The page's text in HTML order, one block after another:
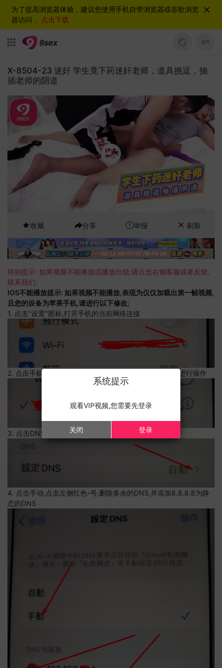
为了提高浏览器体验，建议您使用手机自带浏览器或谷歌浏览
器访问， 点击下载
en
X-8504-23 迷奸 学生竟下药迷奸老师，道具挑逗，抽
插老师的阴道
收藏 分享 举报 刷新
特别提示: 如果视频不能播放或播放出错,请点击右侧客服或者反馈,
联系我们;
IOS不能播放提示: 如果视频不能播放,表现为仅仅加载出第一帧视频,
且您的设备为苹果手机,请进行以下修改;
1. 点击"设置"图标,打开手机的当前网络连接
2. 点击手机的当前网络连接,上边有一个感叹号,点击可以进行操作
3. 点击DNS设置
4. 点击手动,点击左侧红色-号,删除多余的DNS,并添加8.8.8.8为静
态的DNS
系统提示
观看VIP视频,您需要先登录
关闭 登录